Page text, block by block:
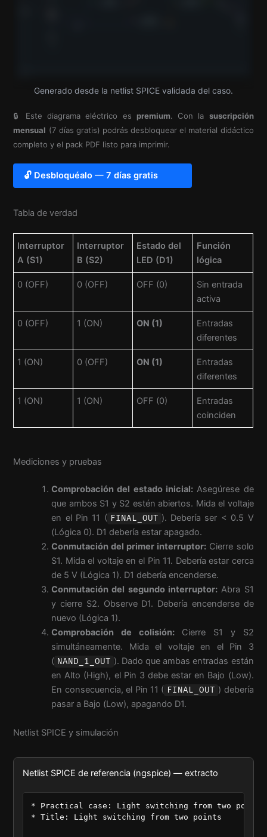
Generado desde la netlist SPICE validada del caso.
🔒 Este diagrama eléctrico es premium. Con la suscripción
mensual (7 días gratis) podrás desbloquear el material didáctico
completo y el pack PDF listo para imprimir.
🔓 Desbloquéalo — 7 días gratis
Tabla de verdad
Interruptor
A (S1)
Interruptor
B (S2)
Estado del
LED (D1)
Función
lógica
0 (OFF) 0 (OFF) OFF (0)
Sin entrada
activa
0 (OFF) 1 (ON) ON (1)
Entradas
diferentes
1 (ON) 0 (OFF) ON (1)
Entradas
diferentes
1 (ON) 1 (ON) OFF (0)
Entradas
coinciden
Mediciones y pruebas
Comprobación del estado inicial: Asegúrese de
que ambos S1 y S2 estén abiertos. Mida el voltaje
en el Pin 11 ( FINAL_OUT ). Debería ser < 0.5 V
(Lógica 0). D1 debería estar apagado.
Conmutación del primer interruptor: Cierre solo
S1. Mida el voltaje en el Pin 11. Debería estar cerca
de 5 V (Lógica 1). D1 debería encenderse.
Conmutación del segundo interruptor: Abra S1
y cierre S2. Observe D1. Debería encenderse de
nuevo (Lógica 1).
Comprobación de colisión:Cierre S1 y S2
simultáneamente. Mida el voltaje en el Pin 3
( NAND_1_OUT ). Dado que ambas entradas están
en Alto (High), el Pin 3 debe estar en Bajo (Low).
En consecuencia, el Pin 11 ( FINAL_OUT ) debería
pasar a Bajo (Low), apagando D1.
Netlist SPICE y simulación
Netlist SPICE de referencia (ngspice) — extracto
* Practical case: Light switching from two points
* Title: Light switching from two points